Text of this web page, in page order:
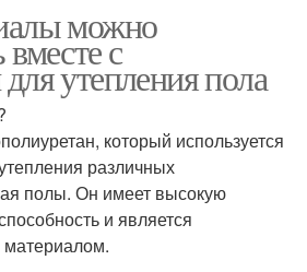
можно
вместе с
утепления пола
который используется
различных
полы. Он имеет высокую
и является
материалом.